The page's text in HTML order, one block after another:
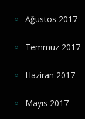
Ağustos 2017
Temmuz 2017
Haziran 2017
Mayıs 2017